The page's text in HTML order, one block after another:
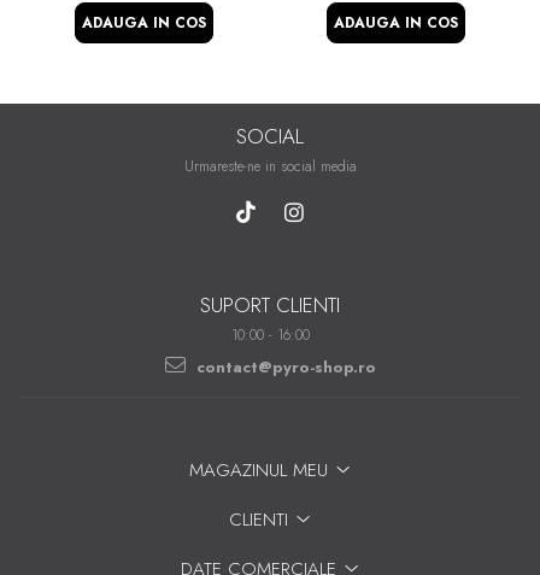
ADAUGA IN COS ADAUGA IN COS
SOCIAL
Urmareste-ne in social media
SUPORT CLIENTI
10:00 - 16:00
contact@pyro-shop.ro
MAGAZINUL MEU
CLIENTI
DATE COMERCIALE